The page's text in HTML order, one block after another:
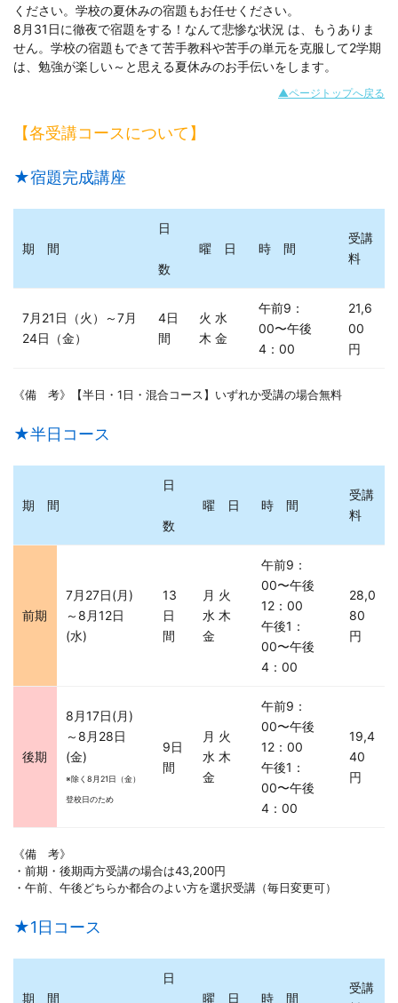
ください。学校の夏休みの宿題もお任せください。
8月31日に徹夜で宿題をする！なんて悲惨な状況 は、もうありま
せん。学校の宿題もできて苦手教科や苦手の単元を克服して2学期
は、勉強が楽しい～と思える夏休みのお手伝いをします。
▲ページトップへ戻る
【各受講コースについて】
★宿題完成講座
期 間
日
数
曜 日 時 間
受講
料
7月21日（火）～7月
24日（金）
4日
間
火 水
木 金
午前9：
00〜午後
4：00
21,6
00
円
《備 考》【半日・1日・混合コース】いずれか受講の場合無料
★半日コース
期 間
日
数
曜 日 時 間
受講
料
前期
7月27日(月)
～8月12日
(水)
13
日
間
月 火
水 木
金
午前9：
00〜午後
12：00
午後1：
00〜午後
4：00
28,0
80
円
後期
8月17日(月)
～8月28日
(金)
※除く8月21日（金）
登校日のため
9日
間
月 火
水 木
金
午前9：
00〜午後
12：00
午後1：
00〜午後
4：00
19,4
40
円
《備 考》
・前期・後期両方受講の場合は43,200円
・午前、午後どちらか都合のよい方を選択受講（毎日変更可）
★1日コース
期 間
日
曜 日
時 間
受講